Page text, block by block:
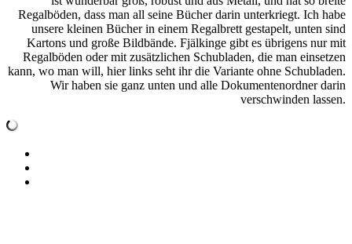
Regalböden, dass man all seine Bücher darin unterkriegt. Ich habe
unsere kleinen Bücher in einem Regalbrett gestapelt, unten sind
Kartons und große Bildbände. Fjälkinge gibt es übrigens nur mit
Regalböden oder mit zusätzlichen Schubladen, die man einsetzen
kann, wo man will, hier links seht ihr die Variante ohne Schubladen.
Wir haben sie ganz unten und alle Dokumentenordner darin
verschwinden lassen.